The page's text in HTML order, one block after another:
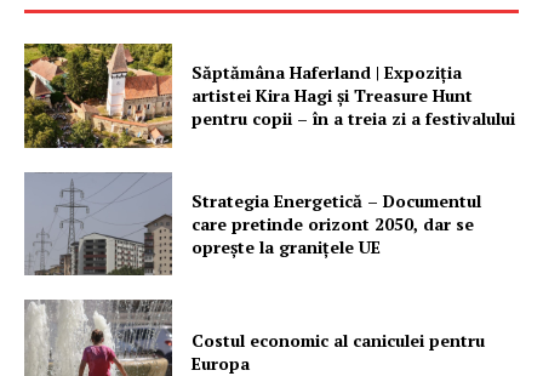
Săptămâna Haferland | Expoziţia
artistei Kira Hagi şi Treasure Hunt
pentru copii – în a treia zi a festivalului
Strategia Energetică – Documentul
care pretinde orizont 2050, dar se
oprește la granițele UE
Costul economic al caniculei pentru
Europa